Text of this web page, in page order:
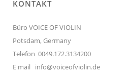
KONTAKT
Büro VOICE OF VIOLIN
Potsdam, Germany
Telefon 0049.172.3134200
E mail info@voiceofviolin.de